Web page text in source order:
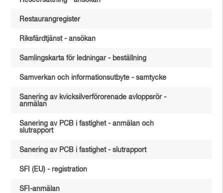
Restaurangregister
Riksfärdtjänst - ansökan
Samlingskarta för ledningar - beställning
Samverkan och informationsutbyte - samtycke
Sanering av kvicksilverförorenade avloppsrör -
anmälan
Sanering av PCB i fastighet - anmälan och
slutrapport
Sanering av PCB i fastighet - slutrapport
SFI (EU) - registration
SFI-anmälan